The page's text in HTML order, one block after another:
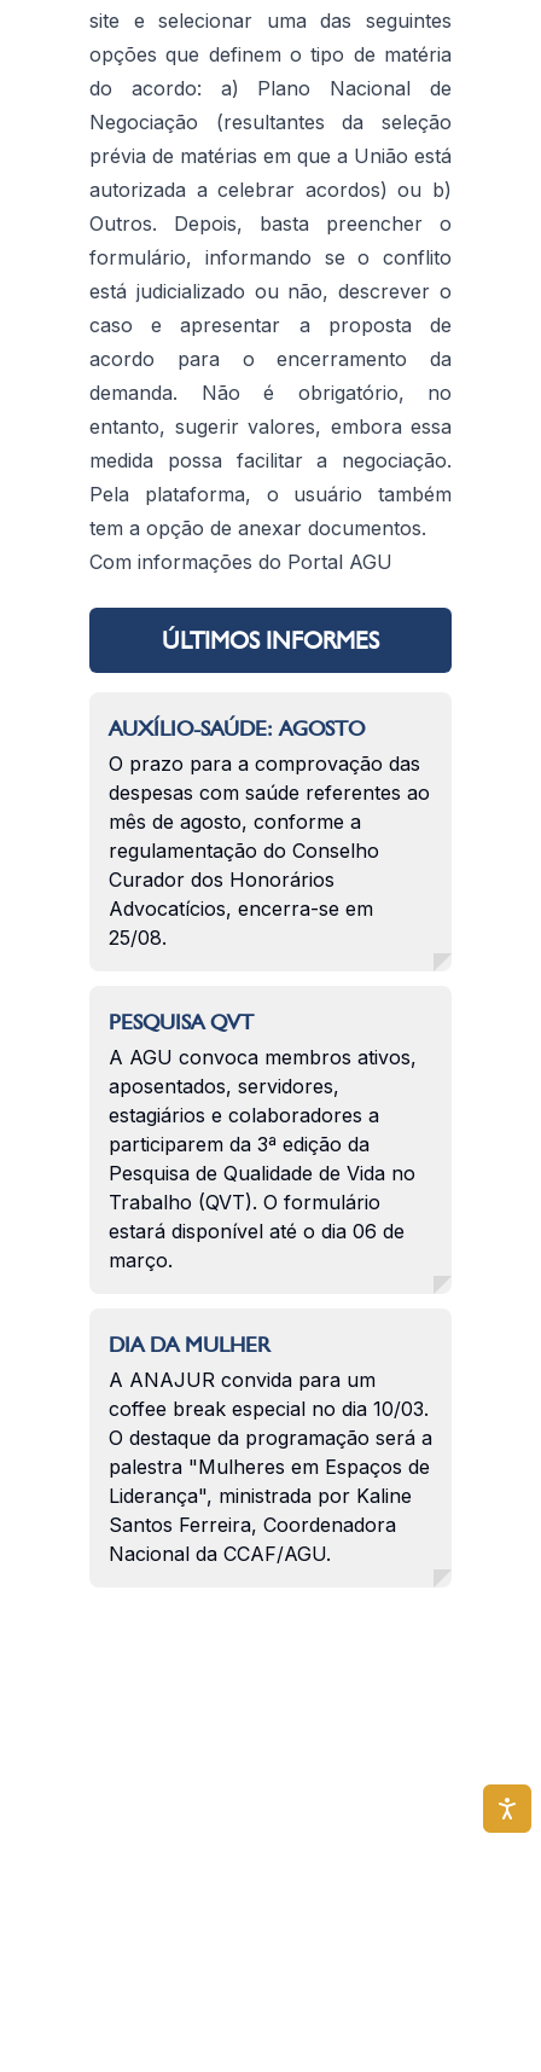
site e selecionar uma das seguintes
opções que definem o tipo de matéria
do acordo: a) Plano Nacional de
Negociação (resultantes da seleção
prévia de matérias em que a União está
autorizada a celebrar acordos) ou b)
Outros. Depois, basta preencher o
formulário, informando se o conflito
está judicializado ou não, descrever o
caso e apresentar a proposta de
acordo para o encerramento da
demanda. Não é obrigatório, no
entanto, sugerir valores, embora essa
medida possa facilitar a negociação.
Pela plataforma, o usuário também
tem a opção de anexar documentos.
Com informações do Portal AGU
ÚLTIMOS INFORMES
AUXÍLIO-SAÚDE: AGOSTO
O prazo para a comprovação das
despesas com saúde referentes ao
mês de agosto, conforme a
regulamentação do Conselho
Curador dos Honorários
Advocatícios, encerra-se em
25/08.
PESQUISA QVT
A AGU convoca membros ativos,
aposentados, servidores,
estagiários e colaboradores a
participarem da 3ª edição da
Pesquisa de Qualidade de Vida no
Trabalho (QVT). O formulário
estará disponível até o dia 06 de
março.
DIA DA MULHER
A ANAJUR convida para um
coffee break especial no dia 10/03.
O destaque da programação será a
palestra "Mulheres em Espaços de
Liderança", ministrada por Kaline
Santos Ferreira, Coordenadora
Nacional da CCAF/AGU.